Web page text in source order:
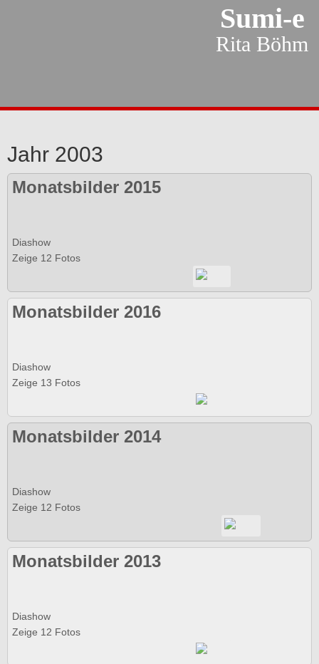
Sumi-e
Rita Böhm
Jahr 2003
Monatsbilder 2015
Diashow
Zeige 12 Fotos
Monatsbilder 2016
Diashow
Zeige 13 Fotos
Monatsbilder 2014
Diashow
Zeige 12 Fotos
Monatsbilder 2013
Diashow
Zeige 12 Fotos